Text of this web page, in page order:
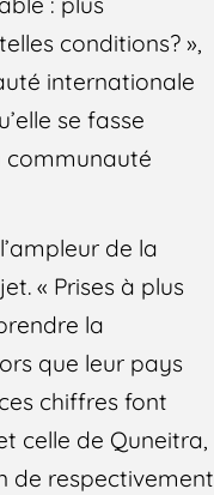
conditions? »,
internationale
se fasse
communauté
de la
« Prises à plus
la
que leur pays
chiffres font
celle de Quneitra,
de respectivement